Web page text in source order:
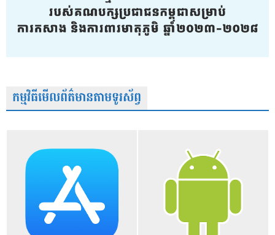
កម្មវិធីមើលព័ត៌មានតាមទូរស័ព្វ